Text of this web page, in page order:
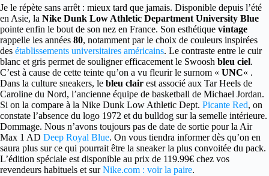
Je le répète sans arrêt : mieux tard que jamais. Disponible depuis l’été
en Asie, la Nike Dunk Low Athletic Department University Blue
pointe enfin le bout de son nez en France. Son esthétique vintage
rappelle les années 80, notamment par le choix de couleurs inspirées
des établissements universitaires américains. Le contraste entre le cuir
blanc et gris permet de souligner efficacement le Swoosh bleu ciel.
C’est à cause de cette teinte qu’on a vu fleurir le surnom « UNC« .
Dans la culture sneakers, le bleu clair est associé aux Tar Heels de
Caroline du Nord, l’ancienne équipe de basketball de Michael Jordan.
Si on la compare à la Nike Dunk Low Athletic Dept. Picante Red, on
constate l’absence du logo 1972 et du bulldog sur la semelle intérieure.
Dommage. Nous n’avons toujours pas de date de sortie pour la Air
Max 1 AD Deep Royal Blue. On vous tiendra informer dès qu’on en
saura plus sur ce qui pourrait être la sneaker la plus convoitée du pack.
L’édition spéciale est disponible au prix de 119.99€ chez vos
revendeurs habituels et surNike.com : voir la paire.